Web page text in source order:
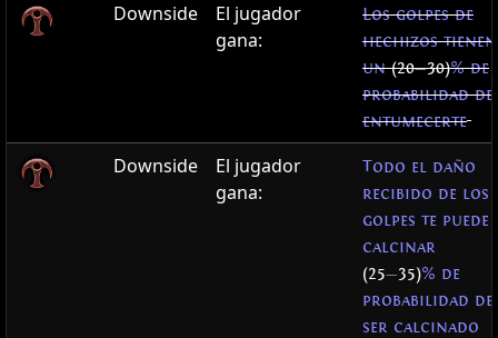
Downside
El jugador
gana:
Los golpes de
hechizos tienen
un(20—30)% de
probabilidad de
entumecerte
Downside
El jugador
gana:
Todo el daño
recibido de los
golpes te puede
calcinar
(25—35)% de
probabilidad de
ser calcinado